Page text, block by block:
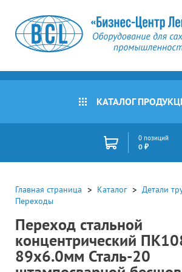
КАТАЛОГ
0 позиций
0 ₽
Главная страница Каталог
Детали
Переходы
Переход стальной
концентрический
89х6.0мм Сталь-20